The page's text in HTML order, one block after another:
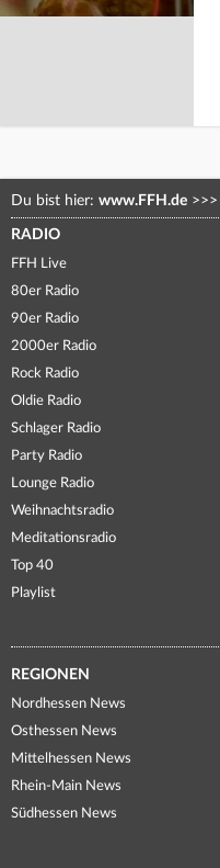
Du bist hier: www.FFH.de >>>
RADIO
FFH Live
80er Radio
90er Radio
2000er Radio
Rock Radio
Oldie Radio
Schlager Radio
Party Radio
Lounge Radio
Weihnachtsradio
Meditationsradio
Top 40
Playlist
REGIONEN
Nordhessen News
Osthessen News
Mittelhessen News
Rhein-Main News
Südhessen News